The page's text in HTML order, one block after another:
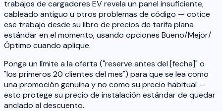
trabajos de cargadores EV revela un panel insuficiente,
cableado antiguo u otros problemas de código — cotice
ese trabajo desde su libro de precios de tarifa plana
estándar en el momento, usando opciones Bueno/Mejor/
Óptimo cuando aplique.
Ponga un límite a la oferta ("reserve antes del [fecha]" o
"los primeros 20 clientes del mes") para que se lea como
una promoción genuina y no como su precio habitual —
esto protege su precio de instalación estándar de quedar
anclado al descuento.